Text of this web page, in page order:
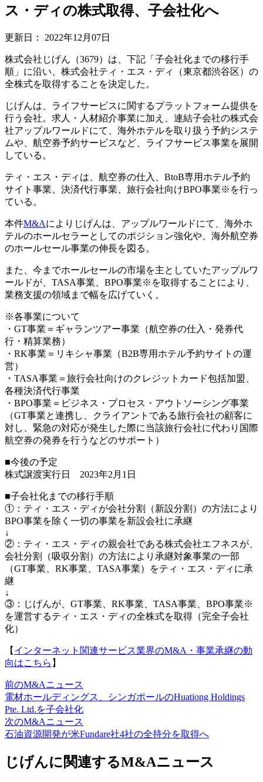
ス・ディの株式取得、子会社化へ
更新日： 2022年12月07日
株式会社じげん（3679）は、下記「子会社化までの移行手
順」に沿い、株式会社ティ・エス・ディ（東京都渋谷区）の
全株式を取得することを決定した。
じげんは、ライフサービスに関するプラットフォーム提供を
行う会社。求人・人材紹介事業に加え、連結子会社の株式会
社アップルワールドにて、海外ホテルを取り扱う予約システ
ムや、航空券予約サービスなど、ライフサービス事業を展開
している。
ティ・エス・ディは、航空券の仕入、BtoB専用ホテル予約
サイト事業、決済代行事業、旅行会社向けBPO事業※を行っ
ている。
本件M&Aによりじげんは、アップルワールドにて、海外ホ
テルのホールセラーとしてのポジション強化や、海外航空券
のホールセール事業の伸長を図る。
また、今までホールセールの市場を主としていたアップルワ
ールドが、TASA事業、BPO事業※を取得することにより、
業務支援の領域まで幅を広げていく。
※各事業について
・GT事業＝ギャランツアー事業（航空券の仕入・発券代
行・精算業務）
・RK事業＝リキシャ事業（B2B専用ホテル予約サイトの運
営）
・TASA事業＝旅行会社向けのクレジットカード包括加盟、
各種決済代行事業
・BPO事業＝ビジネス・プロセス・アウトソーシング事業
（GT事業と連携し、クライアントである旅行会社の顧客に
対し、緊急の対応が発生した際に当該旅行会社に代わり国際
航空券の発券を行うなどのサポート）
■今後の予定
株式譲渡実行日 2023年2月1日
■子会社化までの移行手順
①：ティ・エス・ディが会社分割（新設分割）の方法により
BPO事業を除く一切の事業を新設会社に承継
↓
②：ティ・エス・ディの親会社である株式会社エフネスが、
会社分割（吸収分割）の方法により承継対象事業の一部
（GT事業、RK事業、TASA事業）をティ・エス・ディに承
継
↓
③：じげんが、GT事業、RK事業、TASA事業、BPO事業※
を運営するティ・エス・ディの全株式を取得（完全子会社
化）
【 インターネット関連サービス業界のM&A・事業承継の動
向はこちら 】
前のM&Aニュース
電材ホールディングス、シンガポールのHuationg Holdings
Pte. Ltd.を子会社化
次のM&Aニュース
石油資源開発が米Fundare社4社の全持分を取得へ
じげんに関連するM&Aニュース